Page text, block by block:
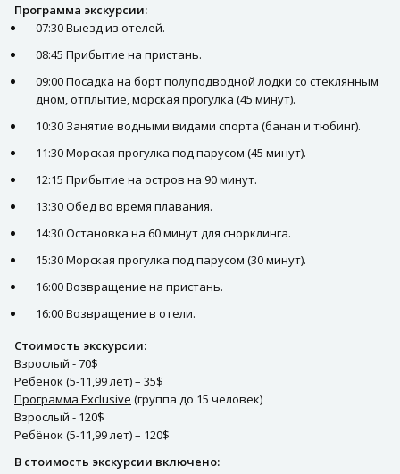
Программа экскурсии:
07:30 Выезд из отелей.
08:45 Прибытие на пристань.
09:00 Посадка на борт полуподводной лодки со стеклянным
дном, отплытие, морская прогулка (45 минут).
10:30 Занятие водными видами спорта (банан и тюбинг).
11:30 Морская прогулка под парусом (45 минут).
12:15 Прибытие на остров на 90 минут.
13:30 Обед во время плавания.
14:30 Остановка на 60 минут для снорклинга.
15:30 Морская прогулка под парусом (30 минут).
16:00 Возвращение на пристань.
16:00 Возвращение в отели.
Стоимость экскурсии:
Взрослый - 70$
Ребёнок (5-11,99 лет) – 35$
Программа Exclusive (группа до 15 человек)
Взрослый - 120$
Ребёнок (5-11,99 лет) – 120$
В стоимость экскурсии включено: